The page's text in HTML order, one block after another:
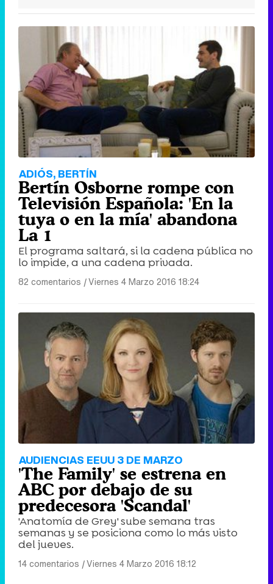
ADIÓS, BERTÍN
Bertín Osborne rompe con
Televisión Española: 'En la
tuya o en la mía' abandona
La 1
El programa saltará, si la cadena pública no
lo impide, a una cadena privada.
82 comentarios |Viernes 4 Marzo 2016 18:24
AUDIENCIAS EEUU 3 DE MARZO
'The Family' se estrena en
ABC por debajo de su
predecesora 'Scandal'
'Anatomía de Grey' sube semana tras
semanas y se posiciona como lo más visto
del jueves.
14 comentarios |Viernes 4 Marzo 2016 18:12